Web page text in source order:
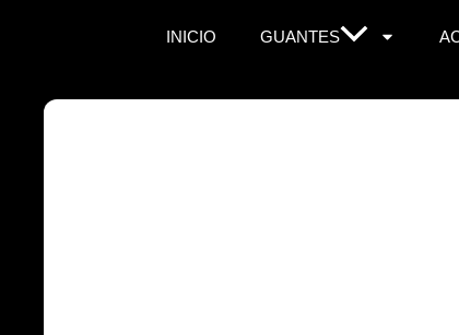
INICIO GUANTES